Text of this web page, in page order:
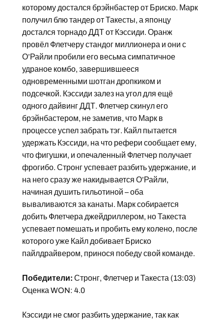
которому достался брэйнбастер от Бриско. Марк
получил блю тандер от Такесты, а японцу
достался торнадо ДДТ от Кэссиди. Оранж
провёл Флетчеру стандог миллионера и они с
О’Райли пробили его весьма симпатичное
удраное комбо, завершившееся
одновременными шотган дропкиком и
подсечкой. Кэссиди залез на угол для ещё
одного дайвинг ДДТ. Флетчер скинул его
брэйнбастером, не заметив, что Марк в
процессе успел забрать тэг. Кайл пытается
удержать Кэссиди, на что рефери сообщает ему,
что фигушки, и опечаленный Флетчер получает
фрогибо. Стронг успевает разбить удержание, и
на него сразу же накидывается О’Райли,
начиная душить гильотиной – оба
вываливаются за канаты. Марк собирается
добить Флетчера джейдриллером, но Такеста
успевает помешать и пробить ему колено, после
которого уже Кайл добивает Бриско
пайлдрайвером, принося победу свой команде.
Победители: Стронг, Флетчер и Такеста (13:03)
Оценка WON: 4.0
Кэссиди не смог разбить удержание, так как